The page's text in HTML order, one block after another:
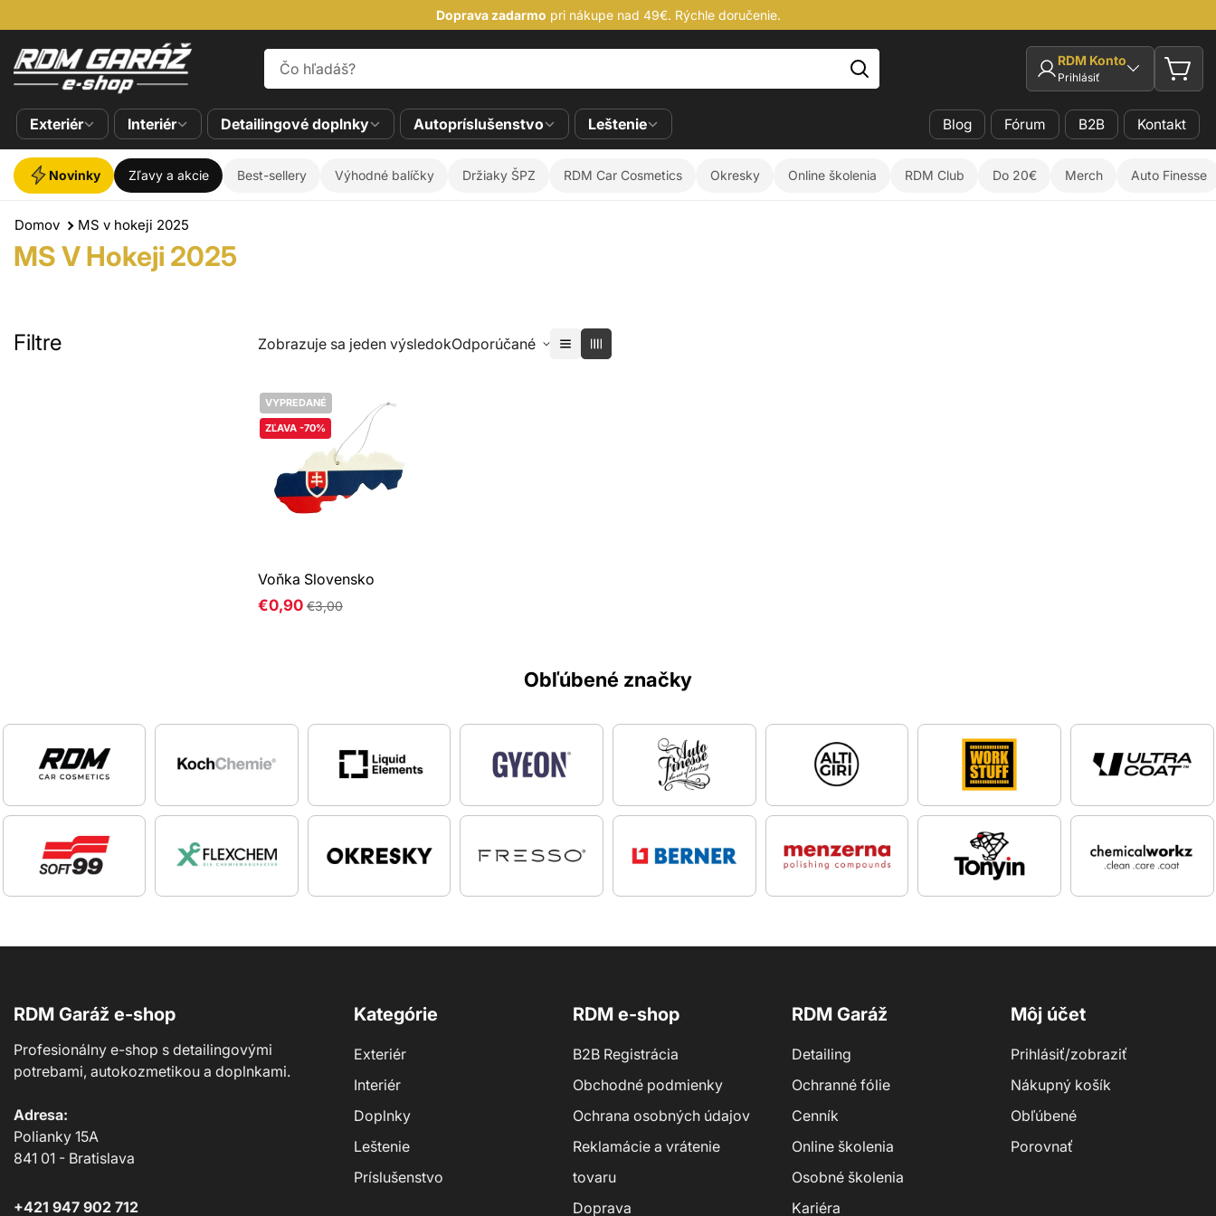
Doprava zadarmo pri nákupe nad 49€. Rýchle doručenie.
RDM Konto
Prihlásiť
Exteriér Interiér Detailingové doplnky Autopríslušenstvo Leštenie Blog Fórum B2B Kontakt
Novinky Zľavy a akcie Best-sellery Výhodné balíčky Držiaky ŠPZ RDM Car Cosmetics Okresky Online školenia RDM Club Do 20€ Merch Auto Finesse
Domov MS v hokeji 2025
MS V Hokeji 2025
Filtre Zobrazuje sa jeden výsledokOdporúčané
VYPREDANÉ
ZĽAVA -70%
Voňka Slovensko
Normálna
€0,90 €3,00
Obľúbené značky
RDM Garáž e-shop
Profesionálny e-shop s detailingovými
potrebami, autokozmetikou a doplnkami.
Adresa:
Polianky 15A
841 01 - Bratislava
+421 947 902 712
Kategórie
Exteriér
Interiér
Doplnky
Leštenie
Príslušenstvo
RDM e-shop
B2B Registrácia
Obchodné podmienky
Ochrana osobných údajov
Reklamácie a vrátenie
tovaru
Doprava
RDM Garáž
Detailing
Ochranné fólie
Cenník
Online školenia
Osobné školenia
Kariéra
Môj účet
Prihlásiť/zobraziť
Nákupný košík
Obľúbené
Porovnať